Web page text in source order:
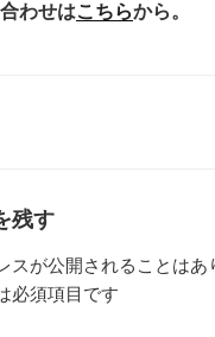
わせはこちらから。
残す
スが公開されることはあ
必須項目です